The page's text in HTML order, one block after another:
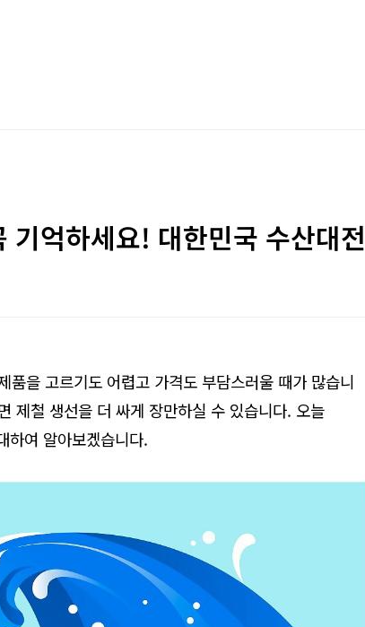
기억하세요! 대한민국 수산대전
품을고르기도 어렵고 가격도 부담스러울 때가 많습니
제철 생선을 더 싸게 장만하실 수 있습니다. 오늘
하여 알아보겠습니다.